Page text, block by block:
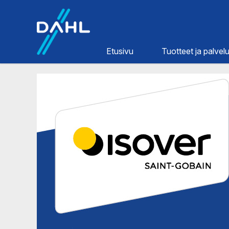
Etusivu Tuotteet ja
Lämpö ja
vesi
HINNASTOT